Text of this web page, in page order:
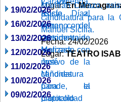
Lugar:En
Marifrán Carazo,
candidatura para la
Manuel Sicilia.
Fecha: 24/02/2026
Lugar:TEATRO
19/02/2026
16/02/2026
13/02/2026
12/02/2026
11/02/2026
10/02/2026
09/02/2026